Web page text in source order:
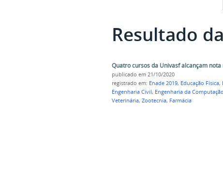
Resultado
Quatro cursos da Univasf alcançam
publicado em 21/10/2020
registrado em: Enade 2019, Educação Física,
Engenharia Civil, Engenharia da Computação
Veterinária, Zootecnia, Farmácia